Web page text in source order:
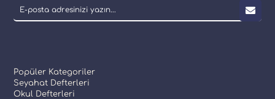
Popüler Kategoriler
Seyahat Defterleri
Okul Defterleri